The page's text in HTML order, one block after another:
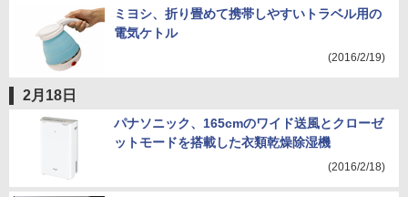
ミヨシ、折り畳めて携帯しやすいトラベル用の
電気ケトル
(2016/2/19)
2月18日
パナソニック、165cmのワイド送風とクローゼ
ットモードを搭載した衣類乾燥除湿機
(2016/2/18)